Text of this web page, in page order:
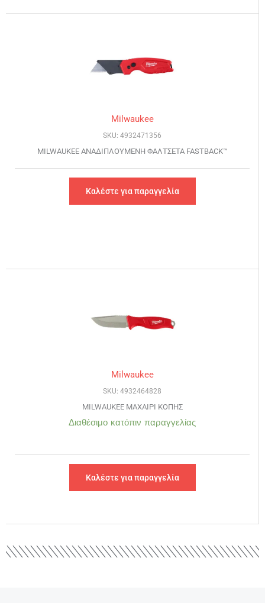
Milwaukee
SKU: 4932471356
MILWAUKEE ΑΝΑΔΙΠΛΟΥΜΕΝΗ ΦΑΛΤΣΕΤΑ FASTBACK™
Καλέστε για παραγγελία
Milwaukee
SKU: 4932464828
MILWAUKEE ΜΑΧΑΙΡΙ ΚΟΠΗΣ
Διαθέσιμο κατόπιν παραγγελίας
Καλέστε για παραγγελία